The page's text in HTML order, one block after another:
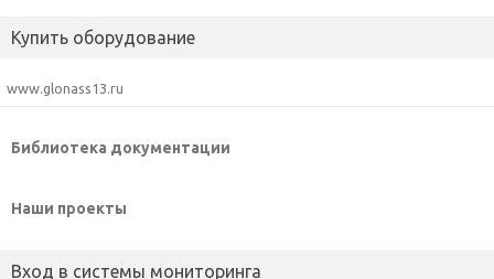
Купить оборудование
www.glonass13.ru
Библиотека документации
Наши проекты
Вход в системы мониторинга